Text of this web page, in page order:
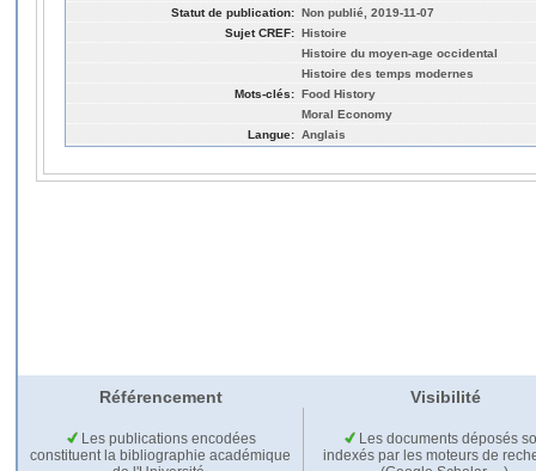
Statut de publication: Non publié, 2019-11-07
Sujet CREF: Histoire
Histoire du moyen-age occidental
Histoire des temps modernes
Mots-clés: Food History
Moral Economy
Langue: Anglais
Référencement Visibilité
Les publications encodées
constituent la bibliographie académique
Les documents déposés
indexés par les moteurs de